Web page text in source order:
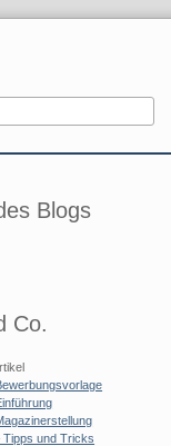
Blogs
Co.
Tipps und Tricks